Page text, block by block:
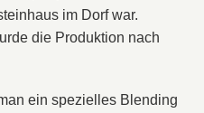
im Dorf war.
die Produktion nach
ein spezielles Blending